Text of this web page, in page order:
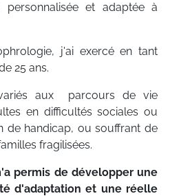
et adaptée à
j'ai exercé en tant
25 ans.
aux parcours de vie
en difficultés sociales ou
de handicap, ou souffrant de
fragilisées.
permis de développer une
d'adaptation et une réelle